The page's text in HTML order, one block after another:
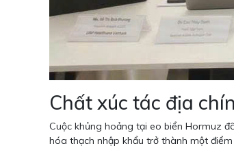
Chất xúc tác địa
Cuộc khủng hoảng tại eo biển Hormuz
hóa thạch nhập khẩu trở thành một